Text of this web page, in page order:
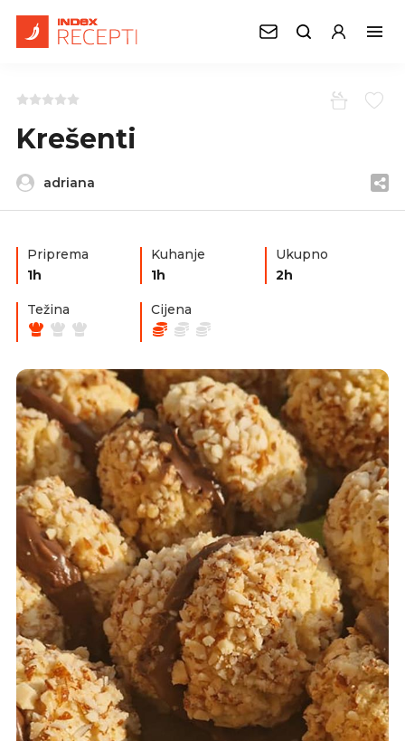
Krešenti
adriana
Priprema
1h
Kuhanje
1h
Ukupno
2h
Težina Cijena